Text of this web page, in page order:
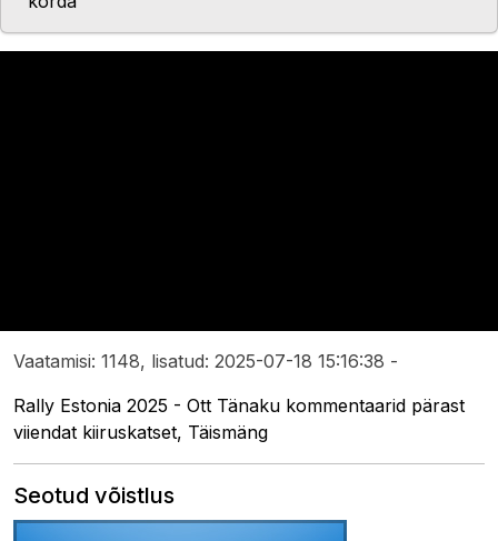
Vaatamisi: 1148, lisatud: 2025-07-18 15:16:38 -
Rally Estonia 2025 - Ott Tänaku kommentaarid pärast
viiendat kiiruskatset, Täismäng
Seotud võistlus